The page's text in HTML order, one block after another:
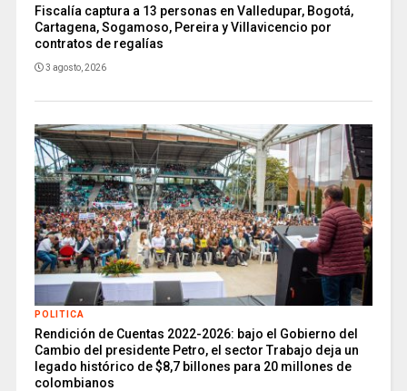
Fiscalía captura a 13 personas en Valledupar, Bogotá,
Cartagena, Sogamoso, Pereira y Villavicencio por
contratos de regalías
3 agosto, 2026
POLITICA
Rendición de Cuentas 2022-2026: bajo el Gobierno del
Cambio del presidente Petro, el sector Trabajo deja un
legado histórico de $8,7 billones para 20 millones de
colombianos